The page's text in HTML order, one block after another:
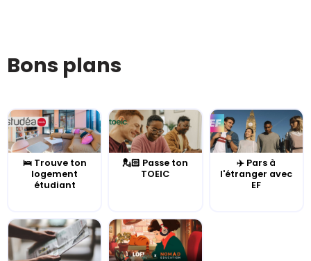
Bons plans
🛌 Trouve ton
logement
étudiant
💂🏻 Passe ton
TOEIC
✈️ Pars à
l'étranger avec
EF